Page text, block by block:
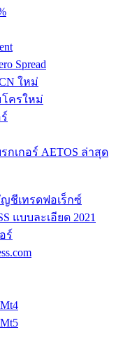
Spread
ใหม่
ครใหม่
กเกอร์ AETOS ล่าสุด
ชีเทรดฟอเร็กซ์
แบบละเอียด 2021
ร์